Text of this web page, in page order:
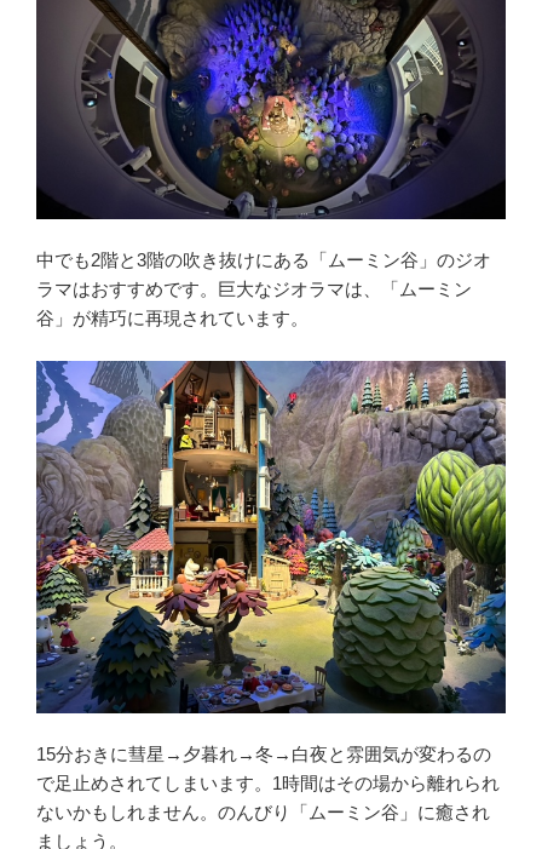
中でも2階と3階の吹き抜けにある「ムーミン谷」のジオ
ラマはおすすめです。巨大なジオラマは、「ムーミン
谷」が精巧に再現されています。
15分おきに彗星→夕暮れ→冬→白夜と雰囲気が変わるの
で足止めされてしまいます。1時間はその場から離れられ
ないかもしれません。のんびり「ムーミン谷」に癒され
ましょう。